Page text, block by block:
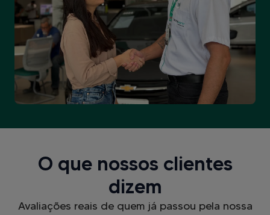
O que nossos clientes
dizem
Avaliações reais de quem já passou pela nossa